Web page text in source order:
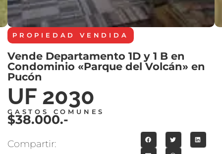
PROPIEDADVENDIDA
Vende Departamento 1D y 1 B en
Condominio «Parque del Volcán» en
Pucón
UF 2030
GASTOS COMUNES
$38.000.-
Compartir: